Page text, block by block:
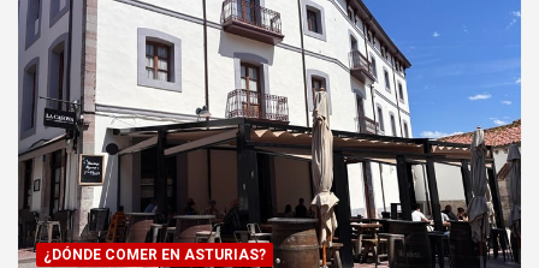
¿DÓNDE COMER EN ASTURIAS?